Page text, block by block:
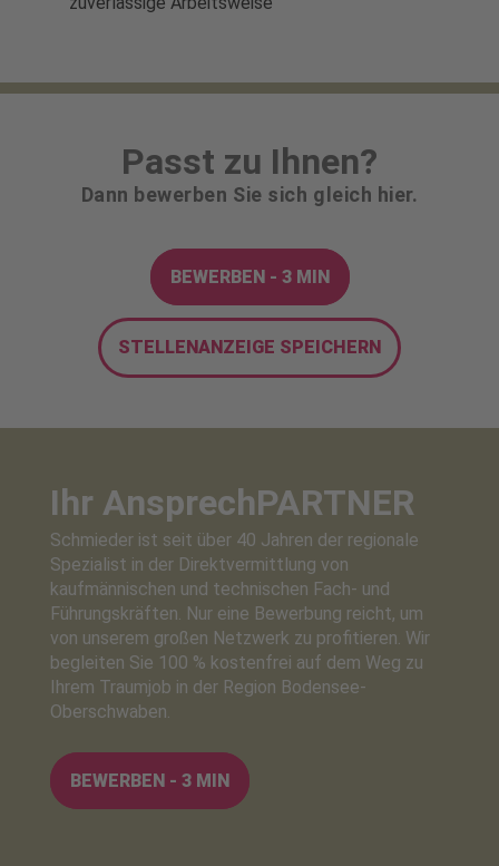
Passt zu Ihnen?
Dann bewerben Sie sich gleich hier.
BEWERBEN - 3 MIN
STELLENANZEIGE SPEICHERN
Ihr AnsprechPARTNER
Schmieder ist seit über 40 Jahren der regionale
Spezialist in der Direktvermittlung von
kaufmännischen und technischen Fach- und
Führungskräften. Nur eine Bewerbung reicht, um
von unserem großen Netzwerk zu profitieren. Wir
begleiten Sie 100 % kostenfrei auf dem Weg zu
Ihrem Traumjob in der Region Bodensee-
Oberschwaben.
BEWERBEN - 3 MIN